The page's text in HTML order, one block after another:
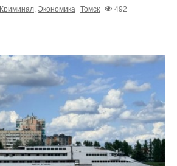
Криминал, Экономика Томск
492